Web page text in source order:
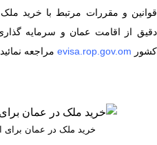
قوانین و مقررات مرتبط با خرید
دقیق از اقامت عمان و سرمایه
کشور evisa.rop.gov.om مراجعه نمائید.
خرید ملک در عمان برای